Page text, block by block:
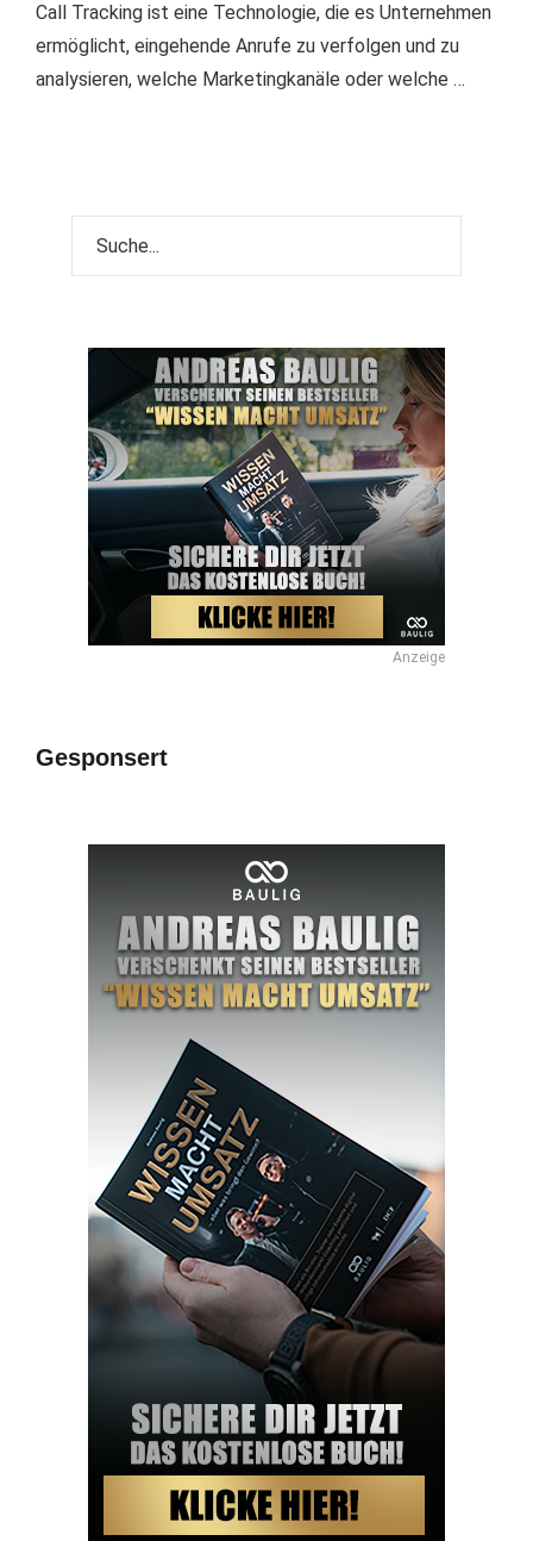
Call Tracking ist eine Technologie, die es Unternehmen
ermöglicht, eingehende Anrufe zu verfolgen und zu
analysieren, welche Marketingkanäle oder welche …
Anzeige
Gesponsert